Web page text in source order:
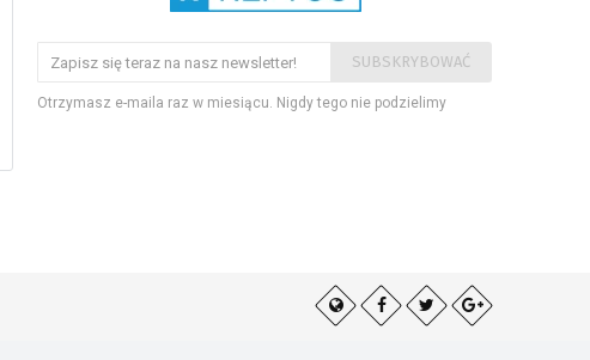
SUBSKRYBOWAĆ
Otrzymasz e-maila raz w miesiącu. Nigdy tego nie podzielimy